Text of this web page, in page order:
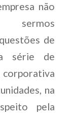
não
sermos
de
série de
corporativa
na
pela